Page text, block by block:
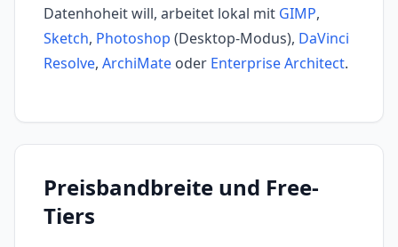
Datenhoheit will, arbeitet lokal mit GIMP,
Sketch, Photoshop (Desktop-Modus), DaVinci
Resolve, ArchiMate oder Enterprise Architect.
Preisbandbreite und Free-
Tiers